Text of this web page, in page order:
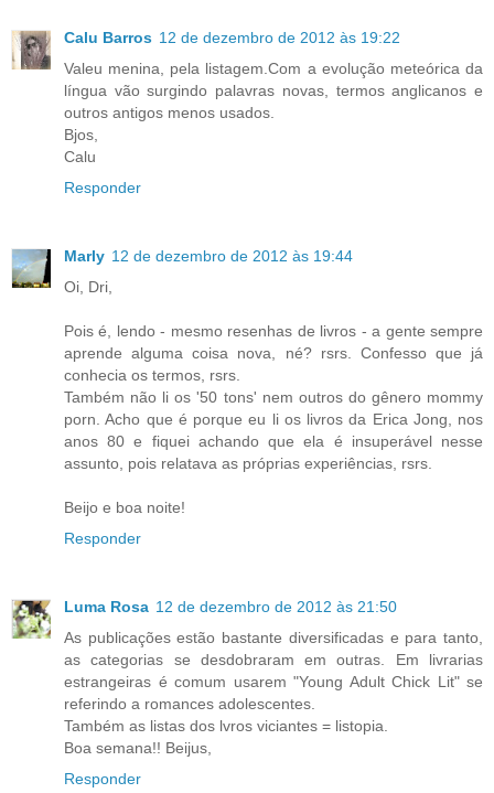
Calu Barros 12 de dezembro de 2012 às 19:22
Valeu menina, pela listagem.Com a evolução meteórica da
língua vão surgindo palavras novas, termos anglicanos e
outros antigos menos usados.
Bjos,
Calu
Responder
Marly 12 de dezembro de 2012 às 19:44
Oi, Dri,
Pois é, lendo - mesmo resenhas de livros - a gente sempre
aprende alguma coisa nova, né? rsrs. Confesso que já
conhecia os termos, rsrs.
Também não li os '50 tons' nem outros do gênero mommy
porn. Acho que é porque eu li os livros da Erica Jong, nos
anos 80 e fiquei achando que ela é insuperável nesse
assunto, pois relatava as próprias experiências, rsrs.
Beijo e boa noite!
Responder
Luma Rosa 12 de dezembro de 2012 às 21:50
As publicações estão bastante diversificadas e para tanto,
as categorias se desdobraram em outras. Em livrarias
estrangeiras é comum usarem "Young Adult Chick Lit" se
referindo a romances adolescentes.
Também as listas dos lvros viciantes = listopia.
Boa semana!! Beijus,
Responder